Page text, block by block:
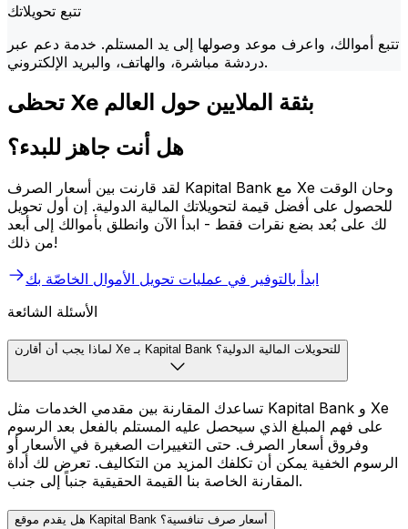
تتبع تحويلاتك
تتبع أموالك، واعرف موعد وصولها إلى يد المستلم. خدمة دعم عبر
دردشة مباشرة، والهاتف، والبريد الإلكتروني.
تحظى Xe بثقة الملايين حول العالم
هل أنت جاهز للبدء؟
لقد قارنت بين أسعار الصرف Kapital Bank مع Xe وحان الوقت
للحصول على أفضل قيمة لتحويلاتك المالية الدولية. إن أول تحويل
لك على بُعد بضع نقرات فقط - ابدأ الآن وانطلق بأموالك إلى أبعد
من ذلك!
ابدأ بالتوفير في عمليات تحويل الأموال الخاصّة بك
الأسئلة الشائعة
لماذا يجب أن أقارن Xe بـ Kapital Bank للتحويلات المالية الدولية؟
تساعدك المقارنة بين مقدمي الخدمات مثل Kapital Bank و Xe
على فهم المبلغ الذي سيحصل عليه المستلم بالفعل بعد الرسوم
وفروق أسعار الصرف. حتى التغييرات الصغيرة في الأسعار أو
الرسوم الخفية يمكن أن تكلفك المزيد من التكاليف. تعرض لك أداة
المقارنة الخاصة بنا القيمة الحقيقية جنباً إلى جنب.
هل يقدم موقع Kapital Bank أسعار صرف تنافسية؟